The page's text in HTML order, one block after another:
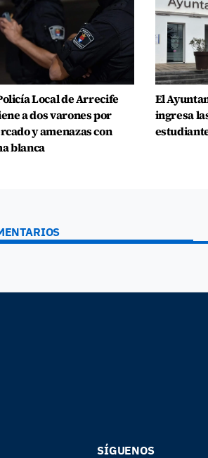
Local de Arrecife
a dos varones por
y amenazas con
blanca
El
ingresa
SÍGUENOS